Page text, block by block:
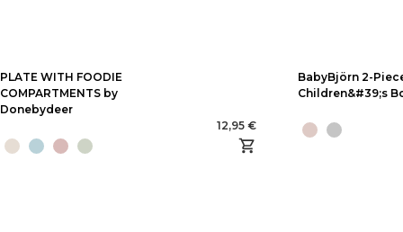
PLATE WITH FOODIE
COMPARTMENTS by
Donebydeer
12,95 €
BabyBjörn 2-
Children&#39;s